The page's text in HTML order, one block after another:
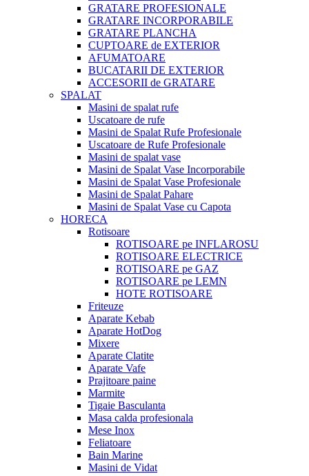
GRATARE PROFESIONALE
GRATARE INCORPORABILE
GRATARE PLANCHA
CUPTOARE de EXTERIOR
AFUMATOARE
BUCATARII DE EXTERIOR
ACCESORII de GRATARE
SPALAT
Masini de spalat rufe
Uscatoare de rufe
Masini de Spalat Rufe Profesionale
Uscatoare de Rufe Profesionale
Masini de spalat vase
Masini de Spalat Vase Incorporabile
Masini de Spalat Vase Profesionale
Masini de Spalat Pahare
Masini de Spalat Vase cu Capota
HORECA
Rotisoare
ROTISOARE pe INFLAROSU
ROTISOARE ELECTRICE
ROTISOARE pe GAZ
ROTISOARE pe LEMN
HOTE ROTISOARE
Friteuze
Aparate Kebab
Aparate HotDog
Mixere
Aparate Clatite
Aparate Vafe
Prajitoare paine
Marmite
Tigaie Basculanta
Masa calda profesionala
Mese Inox
Feliatoare
Bain Marine
Masini de Vidat